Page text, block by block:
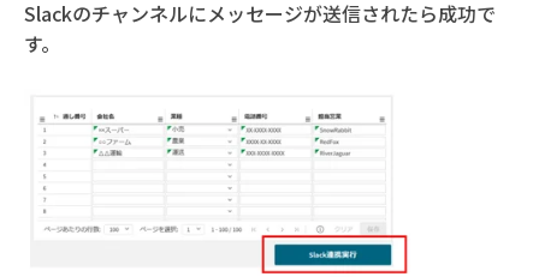
Slackのチャンネルにメッセージが送信されたら成功で
す。